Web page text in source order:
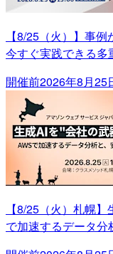
【8/25（火）】事
今すぐ実践できる多
開催前2026年8月25
【8/25（火）札幌
で加速するデータ